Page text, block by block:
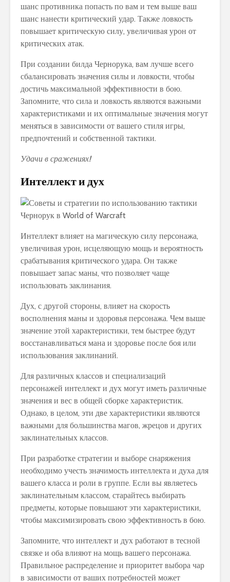
шанс противника попасть по вам и тем выше ваш
шанс нанести критический удар. Также ловкость
повышает критическую силу, увеличивая урон от
критических атак.
При создании билда Чернорука, вам лучше всего
сбалансировать значения силы и ловкости, чтобы
достичь максимальной эффективности в бою.
Запомните, что сила и ловкость являются важными
характеристиками и их оптимальные значения могут
меняться в зависимости от вашего стиля игры,
предпочтений и собственной тактики.
Удачи в сражениях!
Интеллект и дух
Интеллект влияет на магическую силу персонажа,
увеличивая урон, исцеляющую мощь и вероятность
срабатывания критического удара. Он также
повышает запас маны, что позволяет чаще
использовать заклинания.
Дух, с другой стороны, влияет на скорость
восполнения маны и здоровья персонажа. Чем выше
значение этой характеристики, тем быстрее будут
восстанавливаться мана и здоровье после боя или
использования заклинаний.
Для различных классов и специализаций
персонажей интеллект и дух могут иметь различные
значения и вес в общей сборке характеристик.
Однако, в целом, эти две характеристики являются
важными для большинства магов, жрецов и других
заклинательных классов.
При разработке стратегии и выборе снаряжения
необходимо учесть значимость интеллекта и духа для
вашего класса и роли в группе. Если вы являетесь
заклинательным классом, старайтесь выбирать
предметы, которые повышают эти характеристики,
чтобы максимизировать свою эффективность в бою.
Запомните, что интеллект и дух работают в тесной
связке и оба влияют на мощь вашего персонажа.
Правильное распределение и приоритет выбора чар
в зависимости от ваших потребностей может